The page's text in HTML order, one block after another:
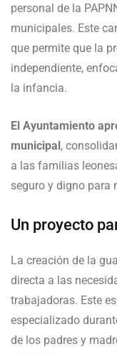
personal de la
municipales. Este
que permite que la
independiente,
la infancia.
El Ayuntamiento
municipal,
a las familias
seguro y digno para
Un proyecto
La creación de la
directa a las
trabajadoras. Este
especializado
de los padres y